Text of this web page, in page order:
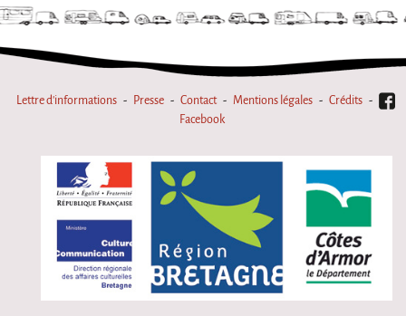
Dédoublez-moi
Les projets itinérants
Tournée à Vélo
Collectif Pétaouchnok
Événements
Popcorn
Popcorn 2026
Popcorn - Edition 2024
Edition 2022
Lettre d'informations Presse Contact Mentions légales
Crédits
Facebook